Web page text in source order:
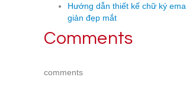
Hướng dẫn thiết kế chữ ký
giản đẹp mắt
Comments
comments